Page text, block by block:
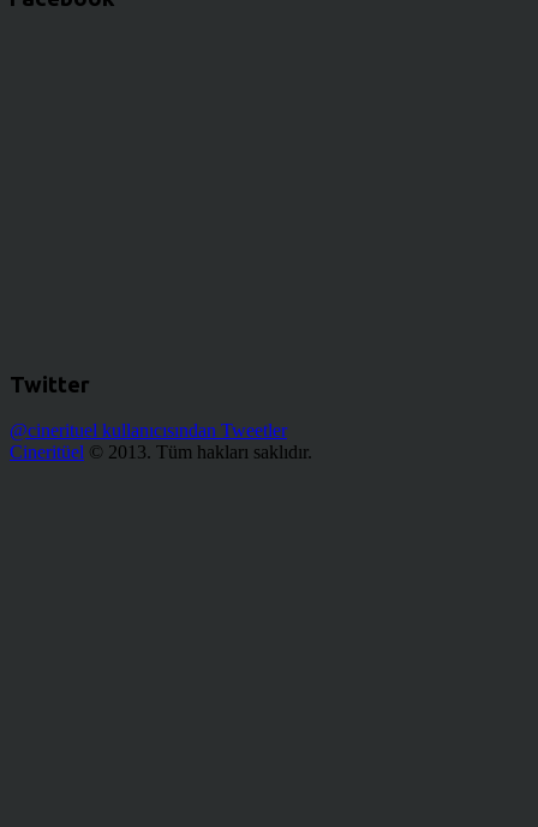
Twitter
@cinerituel kullanıcısından Tweetler
Cineritüel © 2013. Tüm hakları saklıdır.